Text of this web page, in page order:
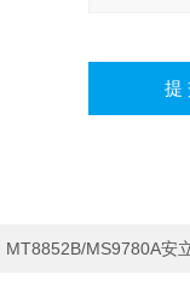
MT8852B/MS9780A安